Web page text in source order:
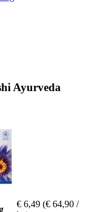
Ayurveda
€ 6,49 (€ 64,90 /